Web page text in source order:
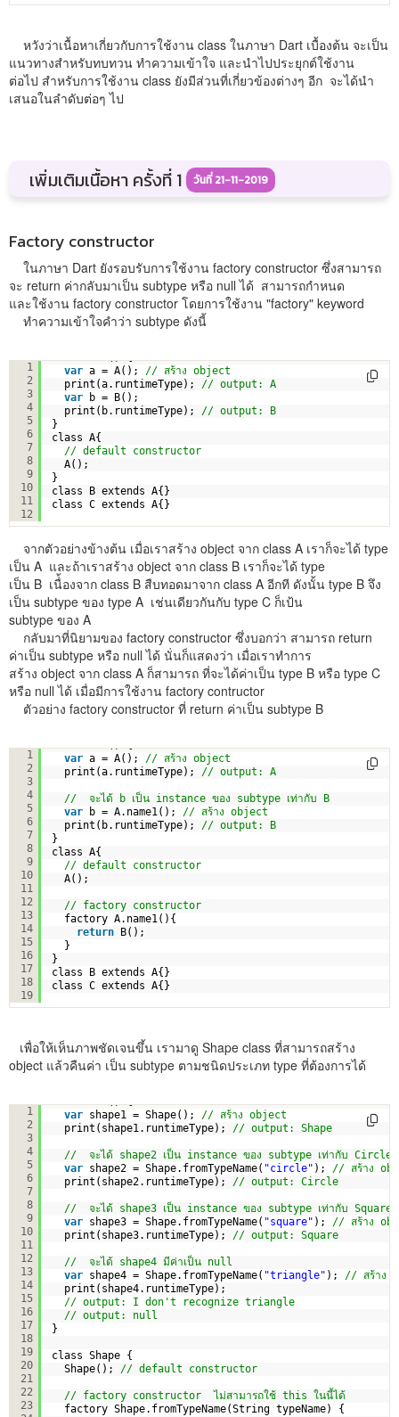
หวังว่าเนื้อหาเกี่ยวกับการใช้งาน class ในภาษา Dart เบื้องต้น จะเป็น
แนวทางสำหรับทบทวน ทำความเข้าใจ และนำไปประยุกต์ใช้งาน
ต่อไป สำหรับการใช้งาน class ยังมีส่วนที่เกี่ยวข้องต่างๆ อีก จะได้นำ
เสนอในลำดับต่อๆ ไป
เพิ่มเติมเนื้อหา ครั้งที่ 1 วันที่ 21-11-2019
Factory constructor
ในภาษา Dart ยังรอบรับการใช้งาน factory constructor ซึ่งสามารถ
จะ return ค่ากลับมาเป็น subtype หรือ null ได้ สามารถกำหนด
และใช้งาน factory constructor โดยการใช้งาน "factory" keyword
ทำความเข้าใจคำว่า subtype ดังนี้
1
2
3
4
5
6
7
8
9
10
11
12
var a = A(); // สร้าง object
print(a.runtimeType); // output: A
var
b = B();
print(b.runtimeType); // output: B
}
class A{
// default constructor
A();
}
class B extends A{}
class C extends A{}
จากตัวอย่างข้างต้น เมื่อเราสร้าง object จาก class A เราก็จะได้ type
เป็น A และถ้าเราสร้าง object จาก class B เราก็จะได้ type
เป็น B เนื่้องจาก class B สืบทอดมาจาก class A อีกที ดังนั้น type B จึง
เป็น subtype ของ type A เช่นเดียวกันกับ type C ก็เป้น
subtype ของ A
กลับมาที่นิยามของ factory constructor ซึ่งบอกว่า สามารถ return
ค่าเป็น subtype หรือ null ได้ นั่นก็แสดงว่า เมื่อเราทำการ
สร้าง object จาก class A ก็สามารถ ที่จะได้ค่าเป็น type B หรือ type C
หรือ null ได้ เมื่อมีการใช้งาน factory contructor
ตัวอย่าง factory constructor ที่ return ค่าเป็น subtype B
1
2
3
4
5
6
7
8
9
10
11
12
13
14
15
16
17
18
19
var a = A(); // สร้าง object
print(a.runtimeType); // output: A
//  จะได้ b เป็น instance ของ subtype เท่ากับ B
var
b = A.name1(); // สร้าง object
print(b.runtimeType); // output: B
}
class A{
// default constructor
A();
// factory constructor
factory A.name1(){
return B();
}
}
class B extends A{}
class C extends A{}
เพื่อให้เห็นภาพชัดเจนขึ้น เรามาดู Shape class ที่สามารถสร้าง
object แล้วคืนค่า เป็น subtype ตามชนิดประเภท type ที่ต้องการได้
1
2
3
4
5
6
7
8
9
10
11
12
13
14
15
16
17
18
19
20
21
22
23
var shape1 = Shape(); // สร้าง object
print(shape1.runtimeType); // output: Shape
//  จะได้ shape2 เป็น instance ของ subtype เท่ากับ Circle
var shape2 = Shape.fromTypeName( "circle" ); // สร้าง
print(shape2.runtimeType); // output: Circle
//  จะได้ shape3 เป็น instance ของ subtype เท่ากับ Square
var shape3 = Shape.fromTypeName( "square" ); // สร้าง
print(shape3.runtimeType); // output: Square
//  จะได้ shape4 มีค่าเป็น null
var shape4 = Shape.fromTypeName( "triangle" ); // สร้าง
print(shape4.runtimeType);
// output: I don't recognize triangle
// output: null
}
class Shape {
Shape(); // default constructor
// factory constructor  ไม่สามารถใช้ this ในนี้ได้
factory Shape.fromTypeName(String typeName) {